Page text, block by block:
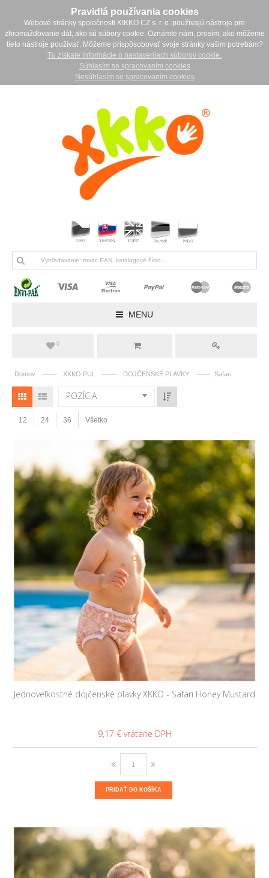
Pravidlá používania cookies
Webové stránky spoločnosti KIKKO CZ s. r. o. používajú nástroje pre
zhromažďovanie dát, ako sú súbory cookie. Oznámte nám, prosím, ako môžeme
tieto nástroje používať. Môžeme prispôsobovať svoje stránky vašim potrebám?
Tu získate informácie o nastaveniach súborov cookie.
Súhlasím so spracovaním cookies
Nesúhlasím so spracovaním cookies
MENU
0
Domov —— XKKO PUL —— DOJČENSKÉ PLAVKY —— Safari
POZÍCIA
12 24 36 Všetko
Jednoveľkostné dojčenské plavky XKKO - Safari Honey Mustard
9,17 €
PRIDAŤ DO KOŠÍKA